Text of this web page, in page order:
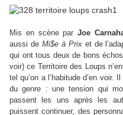
Mis en scène parJoe
aussi de Mi$e à Prixet de
qui ont tous deux de bons
voir) ce Territoire des Loups
tel qu’on a l’habitude d’en voir.
du genre : une tension qui
passent les uns après les
puissent continuer, des